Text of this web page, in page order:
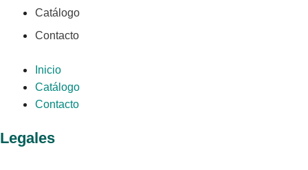
Catálogo
Contacto
Inicio
Catálogo
Contacto
Legales